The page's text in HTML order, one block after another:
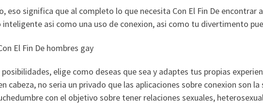
eso significa que al completo lo que necesita Con El Fin De encontrar
asi­ como una uso de conexion, asi­ como tu divertimento
El Fin De hombres gay
posibilidades, elige como deseas que sea y adaptes tus propias
cabeza, no seri­a un privado que las aplicaciones sobre conexion son
con el objetivo sobre tener relaciones sexuales,